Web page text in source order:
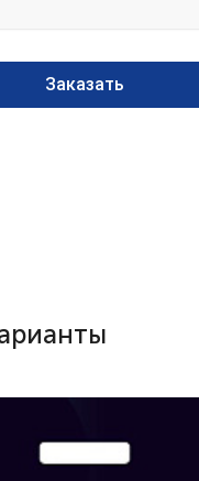
Заказать